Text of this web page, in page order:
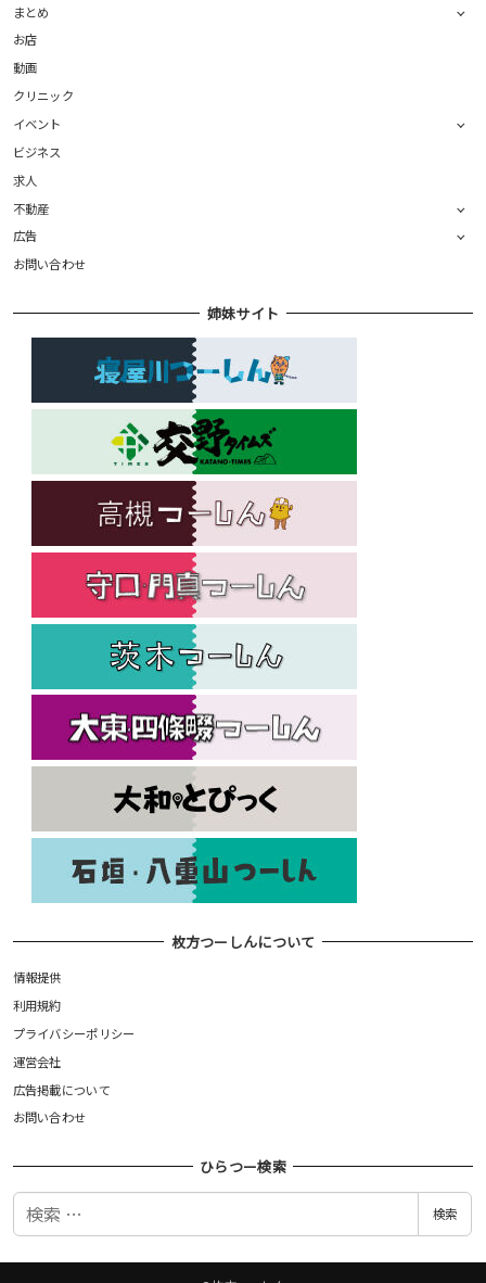
まとめ
お店
動画
クリニック
イベント
ビジネス
求人
不動産
広告
お問い合わせ
姉妹サイト
枚方つーしんについて
情報提供
利用規約
プライバシーポリシー
運営会社
広告掲載について
お問い合わせ
ひらつー検索
検
検索